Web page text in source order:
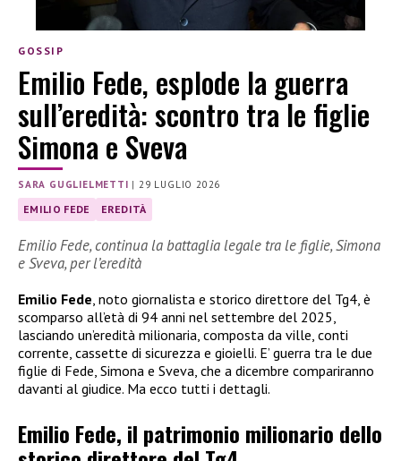
GOSSIP
Emilio Fede, esplode la guerra
sull’eredità: scontro tra le figlie
Simona e Sveva
SARA GUGLIELMETTI |29 LUGLIO 2026
EMILIO FEDE EREDITÀ
Emilio Fede, continua la battaglia legale tra le figlie, Simona
e Sveva, per l’eredità
Emilio Fede , noto giornalista e storico direttore del Tg4, è
scomparso all’età di 94 anni nel settembre del 2025,
lasciando un’eredità milionaria, composta da ville, conti
corrente, cassette di sicurezza e gioielli. E’ guerra tra le due
figlie di Fede, Simona e Sveva, che a dicembre compariranno
davanti al giudice. Ma ecco tutti i dettagli.
Emilio Fede, il patrimonio milionario dello